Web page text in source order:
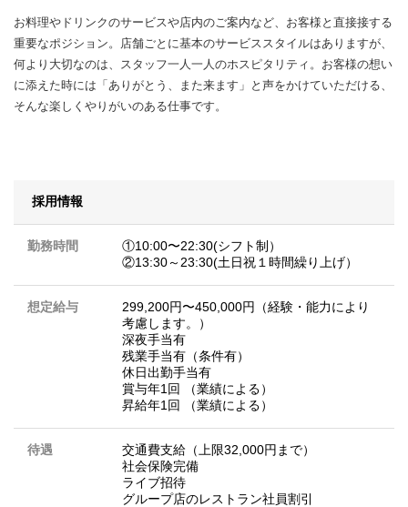
お料理やドリンクのサービスや店内のご案内など、お客様と直接接する
重要なポジション。店舗ごとに基本のサービススタイルはありますが、
何より大切なのは、スタッフ一人一人のホスピタリティ。お客様の想い
に添えた時には「ありがとう、また来ます」と声をかけていただける、
そんな楽しくやりがいのある仕事です。
採用情報
勤務時間
①10:00〜22:30(シフト制）
②13:30～23:30(土日祝１時間繰り上げ）
想定給与
299,200円〜450,000円（経験・能力により
考慮します。）
深夜手当有
残業手当有（条件有）
休日出勤手当有
賞与年1回 （業績による）
昇給年1回 （業績による）
待遇
交通費支給（上限32,000円まで）
社会保険完備
ライブ招待
グループ店のレストラン社員割引